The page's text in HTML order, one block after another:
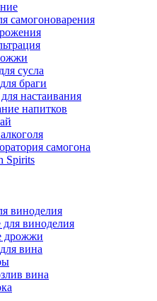
самогоноварения
сусла
браги
настаивания
напитков
самогона
Spirits
виноделия
виноделия
дрожжи
вина
вина